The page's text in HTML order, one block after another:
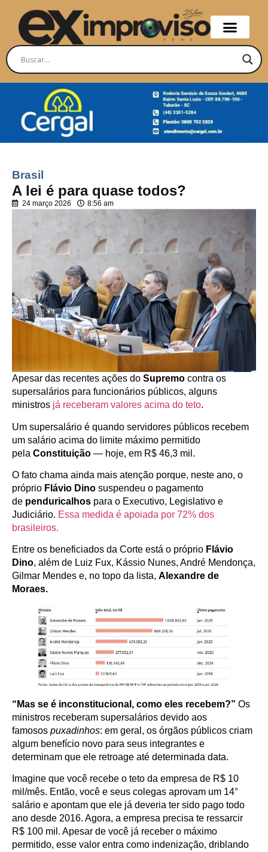
Brasil
A lei é para quase todos?
24 março 2026 8:56 am
Apesar das recentes ações do Supremo contra os
supersalários para funcionários públicos, alguns
ministros já receberam valores acima do teto.
Um supersalário é quando servidores públicos recebem
um salário acima do limite máximo permitido
pela Constituição — hoje, em R$ 46,3 mil.
O fato chama ainda mais atenção porque, neste ano, o
próprio Flávio Dino suspendeu o pagamento
de penduricalhos para o Executivo, Legislativo e
Judiciário. Essa medida é apoiada por 72% dos
brasileiros.
Entre os beneficiados da Corte está o próprio Flávio
Dino, além de Luiz Fux, Kássio Nunes, André Mendonça,
Gilmar Mendes e, no topo da lista, Alexandre de
Moraes.
“Mas se é inconstitucional, como eles recebem?” Os
ministros receberam supersalários devido aos
famosos puxadinhos: em geral, os órgãos públicos criam
algum benefício novo para seus integrantes e
determinam que ele retroage até determinada data.
Imagine que você recebe o teto da empresa de R$ 10
mil/mês. Então, você e seus colegas aprovam um 14°
salário e apontam que ele já deveria ter sido pago todo
ano desde 2016. Agora, a empresa precisa te ressarcir
R$ 100 mil. Apesar de você já receber o máximo
permitido, esse valor entra como indenização, driblando